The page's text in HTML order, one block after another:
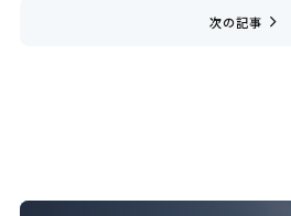
次の記事 navigate_next